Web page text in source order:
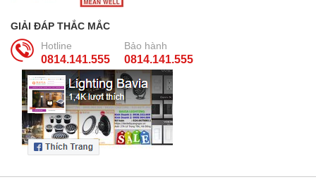
GIẢI ĐÁP THẮC MẮC
Hotline
0814.141.555
Bảo hành
0814.141.555